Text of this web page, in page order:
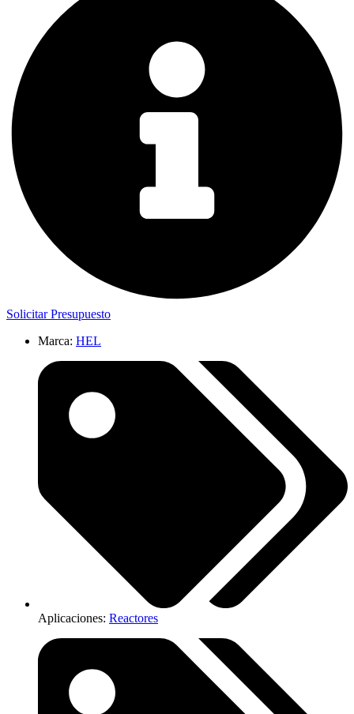
Solicitar Presupuesto
Marca: HEL
Aplicaciones: Reactores